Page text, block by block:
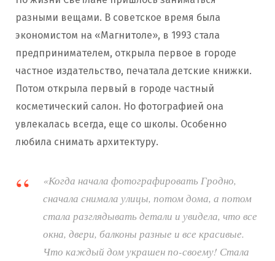
разными вещами. В советское время была
экономистом на «Магнитоле», в 1993 стала
предпринимателем, открыла первое в городе
частное издательство, печатала детские книжки.
Потом открыла первый в городе частный
косметический салон. Но фотографией она
увлекалась всегда, еще со школы. Особенно
любила снимать архитектуру.
«Когда начала фотографировать Гродно,
сначала снимала улицы, потом дома, а потом
стала разглядывать детали и увидела, что все
окна, двери, балконы разные и все красивые.
Что каждый дом украшен по-своему! Стала